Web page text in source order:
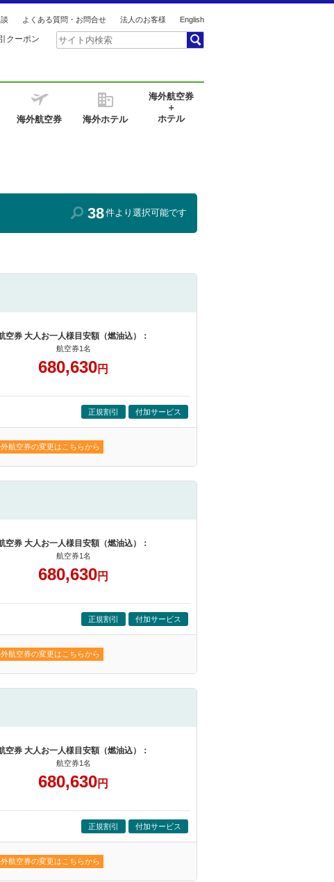
よくある質問・お問合せ 法人のお客様 English
クーポン
海外航空券 海外ホテル
海外航空券
＋
ホテル
38件より選択可能です
空券 大人お一人様目安額（燃油込）：
航空券1名
680,630円
正規割引 付加サービス
航空券の変更はこちらから
空券 大人お一人様目安額（燃油込）：
航空券1名
680,630円
正規割引 付加サービス
航空券の変更はこちらから
空券 大人お一人様目安額（燃油込）：
航空券1名
680,630円
正規割引 付加サービス
航空券の変更はこちらから